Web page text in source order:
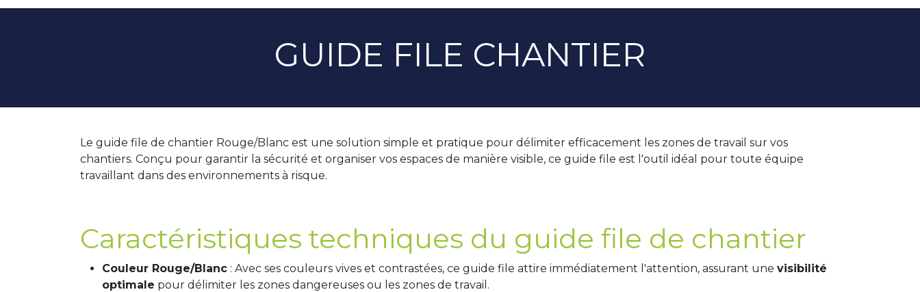
GUIDE FILE CHANTIER
Le guide file de chantier Rouge/Blanc est une solution simple et pratique pour délimiter efficacement les zones de travail sur vos
chantiers. Conçu pour garantir la sécurité et organiser vos espaces de manière visible, ce guide file est l'outil idéal pour toute équipe
travaillant dans des environnements à risque.
Caractéristiques techniques du guide file de chantier
Couleur Rouge/Blanc : Avec ses couleurs vives et contrastées, ce guide file attire immédiatement l'attention, assurant une visibilité
optimale pour délimiter les zones dangereuses ou les zones de travail.